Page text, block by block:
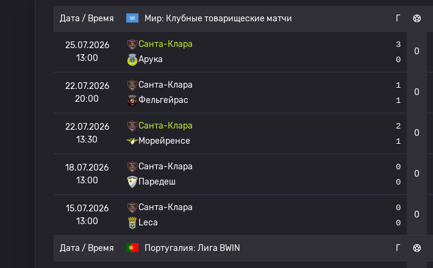
Дата / Время Мир: Клубные товарищеские матчи Г
25.07.2026
13:00
Санта-Клара
Арука
3
0
0
22.07.2026
20:00
Санта-Клара
Фельгейрас
1
1
0
22.07.2026
13:30
Санта-Клара
Морейренсе
2
1
0
18.07.2026
13:00
Санта-Клара
Паредеш
0
0
0
15.07.2026
13:00
Санта-Клара
Leca
0
0
0
Дата / Время Португалия: Лига BWIN Г